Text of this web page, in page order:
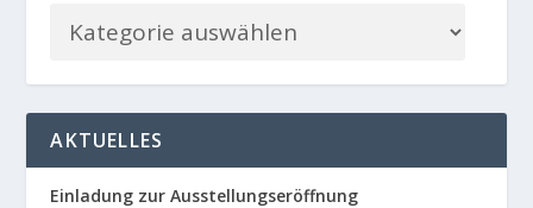
AKTUELLES
Einladung zur Ausstellungseröffnung